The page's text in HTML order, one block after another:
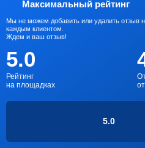
Максимальный рейтинг
Мы не можем добавить или удалить отзыв
каждым клиентом.
Ждем и ваш отзыв!
5.0
Рейтинг
на площадках
5.0